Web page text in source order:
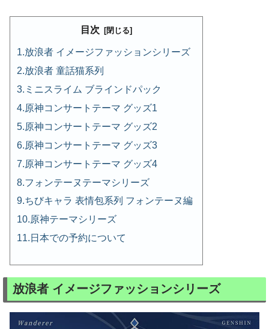
目次
放浪者 イメージファッションシリーズ
放浪者 童話猫系列
ミニスライム ブラインドパック
原神コンサートテーマ グッズ1
原神コンサートテーマ グッズ2
原神コンサートテーマ グッズ3
原神コンサートテーマ グッズ4
フォンテーヌテーマシリーズ
ちびキャラ 表情包系列 フォンテーヌ編
原神テーマシリーズ
日本での予約について
放浪者 イメージファッションシリーズ